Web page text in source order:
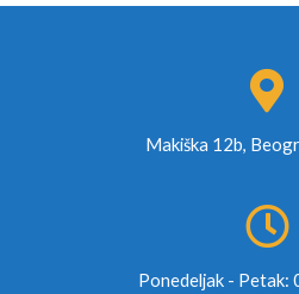
Makiška 12b,
Ponedeljak -